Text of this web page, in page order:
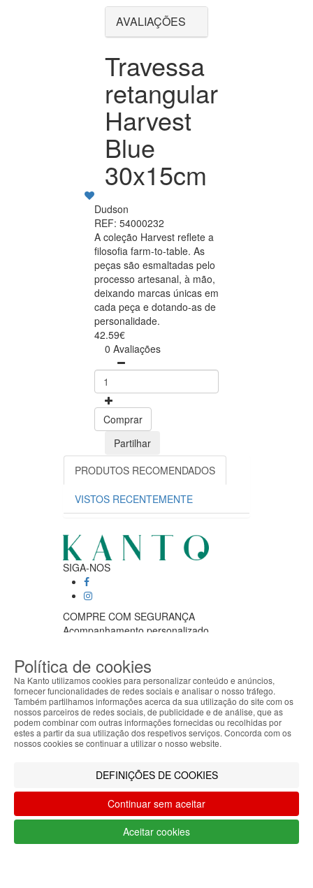
AVALIAÇÕES
Travessa
retangular
Harvest
Blue
30x15cm
Dudson
REF: 54000232
A coleção Harvest reflete a
filosofia farm-to-table. As
peças são esmaltadas pelo
processo artesanal, à mão,
deixando marcas únicas em
cada peça e dotando-as de
personalidade.
42.59€
0 Avaliações
Comprar
Partilhar
PRODUTOS RECOMENDADOS
VISTOS RECENTEMENTE
SIGA-NOS
COMPRE COM SEGURANÇA
Acompanhamento personalizado
Entregas em 24h
APOIO AO CLIENTE
Segunda a sexta feira
9:30 › 12:00
15:00 › 17:30
Clique para iniciar chat
PARCEIROS LOGISTICOS
MÉTODOS DE PAGAMENTO
ABOUT THE COOKIES
Kanto handles information about your visit using
cookies that improve the performance of the
offer advertising tailored to your interests. By
continuing to browse our site, you accept the use of
these cookies. For more information, see our
Privacy and Cookie Policy. You can configure your
preferences in Cookie settings.
Accepted
Política de cookies
Na Kanto utilizamos cookies para personalizar conteúdo e anúncios,
fornecer funcionalidades de redes sociais e analisar o nosso tráfego.
Também partilhamos informações acerca da sua utilização do site com os
nossos parceiros de redes sociais, de publicidade e de análise, que as
podem combinar com outras informações fornecidas ou recolhidas por
estes a partir da sua utilização dos respetivos serviços. Concorda com os
nossos cookies se continuar a utilizar o nosso website.
DEFINIÇÕES DE COOKIES
Continuar sem aceitar
Aceitar cookies